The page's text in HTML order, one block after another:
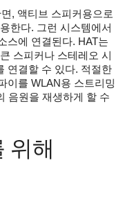
, 액티브 스피커용으로
한다. 그런 시스템에서
스에 연결된다. HAT는
스피커나 스테레오 시
연결할 수 있다. 적절한
이를 WLAN용 스트리밍
음원을 재생하게 할 수
위해